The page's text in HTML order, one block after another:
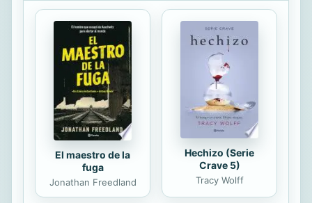
los tiempos.
El maestro de la
fuga
Jonathan Freedland
Hechizo (Serie
Crave 5)
Tracy Wolff